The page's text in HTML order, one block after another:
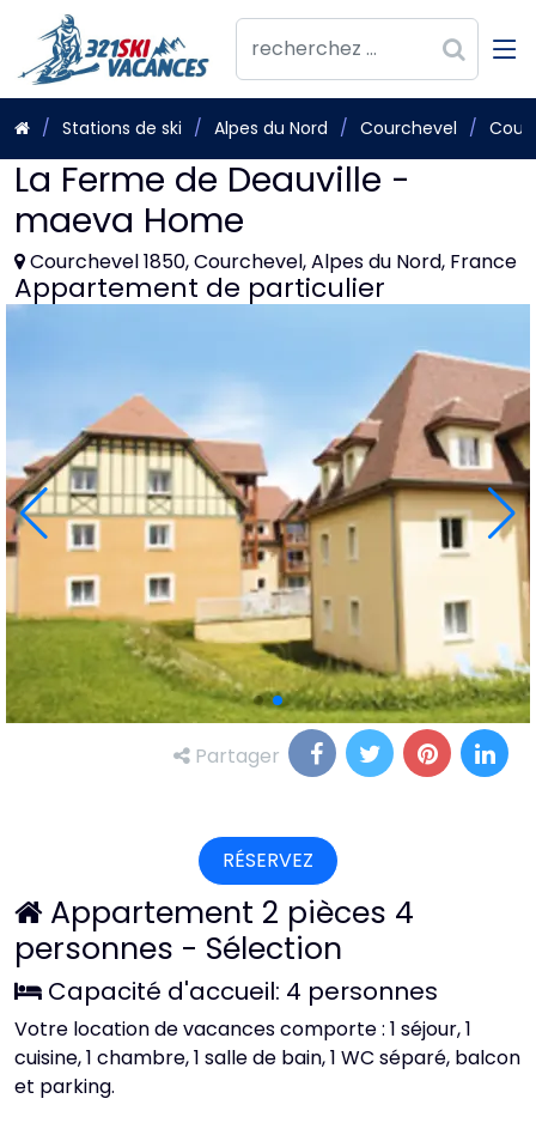
Stations de ski Alpes du Nord Courchevel
La Ferme de Deauville -
maeva Home
Courchevel 1850, Courchevel, Alpes du Nord, France
Appartement de particulier
Partager
RÉSERVEZ
Appartement 2 pièces 4
personnes - Sélection
Capacité d'accueil: 4 personnes
Votre location de vacances comporte : 1 séjour, 1
cuisine, 1 chambre, 1 salle de bain, 1 WC séparé, balcon
et parking.